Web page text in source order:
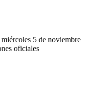
5 de noviembre
oficiales